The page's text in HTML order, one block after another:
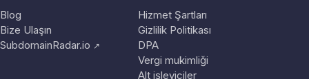
Blog
Bize Ulaşın
SubdomainRadar.io ↗
Hizmet Şartları
Gizlilik Politikası
DPA
Vergi mukimliği
Alt işleyiciler